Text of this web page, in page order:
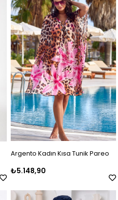
Argento Kadın Kısa Tunik Pareo
₺5.148,90